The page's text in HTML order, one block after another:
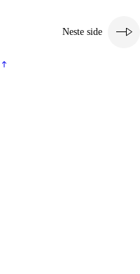
Neste side